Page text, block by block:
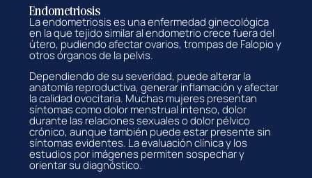
Endometriosis
La endometriosis es una enfermedad ginecológica
en la que tejido similar al endometrio crece fuera del
útero, pudiendo afectar ovarios, trompas de Falopio y
otros órganos de la pelvis.
Dependiendo de su severidad, puede alterar la
anatomía reproductiva, generar inflamación y afectar
la calidad ovocitaria. Muchas mujeres presentan
síntomas como dolor menstrual intenso, dolor
durante las relaciones sexuales o dolor pélvico
crónico, aunque también puede estar presente sin
síntomas evidentes. La evaluación clínica y los
estudios por imágenes permiten sospechar y
orientar su diagnóstico.